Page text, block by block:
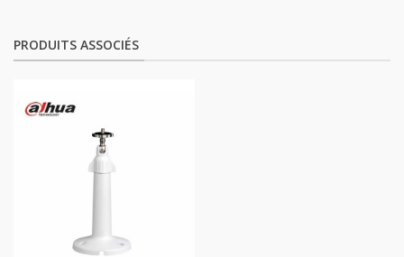
PRODUITS ASSOCIÉS